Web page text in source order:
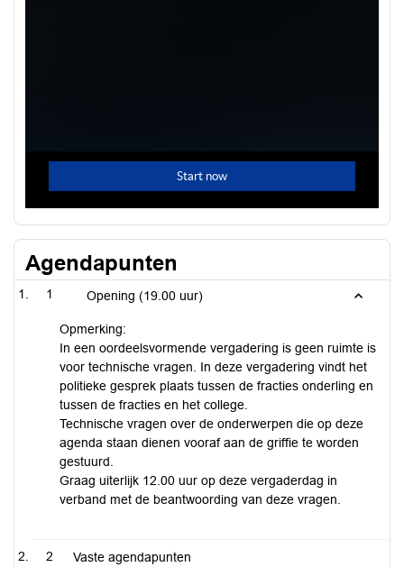
Agendapunten
1 Opening (19.00 uur)
Opmerking:
In een oordeelsvormende vergadering is geen ruimte is
voor technische vragen. In deze vergadering vindt het
politieke gesprek plaats tussen de fracties onderling en
tussen de fracties en het college.
Technische vragen over de onderwerpen die op deze
agenda staan dienen vooraf aan de griffie te worden
gestuurd.
Graag uiterlijk 12.00 uur op deze vergaderdag in
verband met de beantwoording van deze vragen.
2 Vaste agendapunten